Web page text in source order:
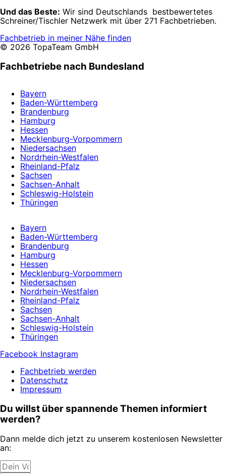
Und das Beste: Wir sind Deutschlands bestbewertetes
Schreiner/Tischler Netzwerk mit über 271 Fachbetrieben.
Fachbetrieb in meiner Nähe finden
© 2026 TopaTeam GmbH
Fachbetriebe nach Bundesland
Bayern
Baden-Württemberg
Brandenburg
Hamburg
Hessen
Mecklenburg-Vorpommern
Niedersachsen
Nordrhein-Westfalen
Rheinland-Pfalz
Sachsen
Sachsen-Anhalt
Schleswig-Holstein
Thüringen
Bayern
Baden-Württemberg
Brandenburg
Hamburg
Hessen
Mecklenburg-Vorpommern
Niedersachsen
Nordrhein-Westfalen
Rheinland-Pfalz
Sachsen
Sachsen-Anhalt
Schleswig-Holstein
Thüringen
Facebook Instagram
Fachbetrieb werden
Datenschutz
Impressum
Du willst über spannende Themen informiert
werden?
Dann melde dich jetzt zu unserem kostenlosen Newsletter
an: